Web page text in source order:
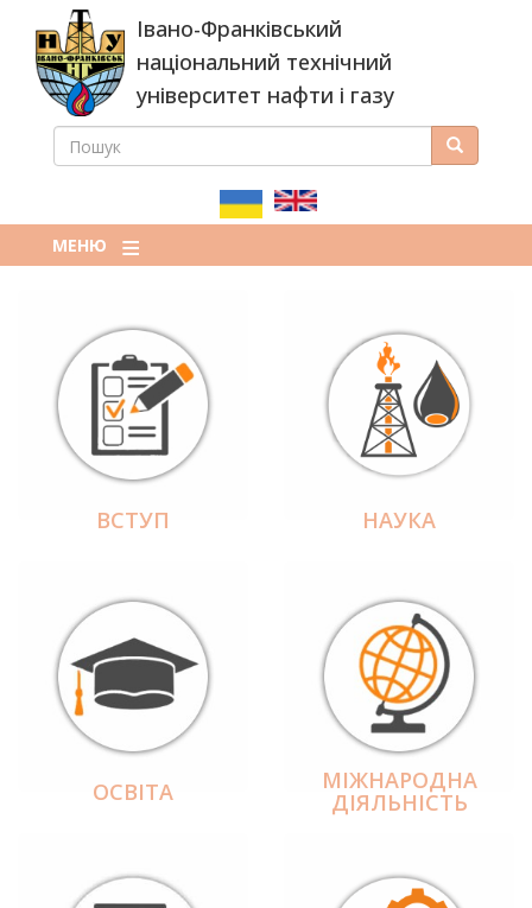
основного
вмісту
Івано-Франківський
національний технічний
університет нафти і газу
ПОШУКОВА
ПОШУК Пошук
МЕНЮ
ВСТУП НАУКА
ОСВІТА МІЖНАРОДНА
ДІЯЛЬНІCТЬ